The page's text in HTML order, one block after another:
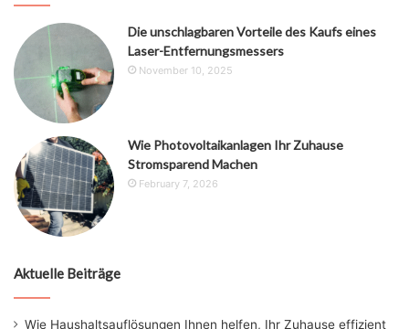
Die unschlagbaren Vorteile des Kaufs eines
Laser-Entfernungsmessers
November 10, 2025
Wie Photovoltaikanlagen Ihr Zuhause
Stromsparend Machen
February 7, 2026
Aktuelle Beiträge
Wie Haushaltsauflösungen Ihnen helfen, Ihr Zuhause effizient